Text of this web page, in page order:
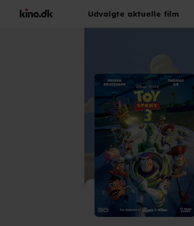
Udvalgte aktuelle film